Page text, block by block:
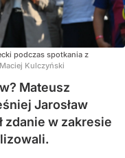
podczas spotkania z
Maciej Kulczyński
Mateusz
Jarosław
zdanie w zakresie